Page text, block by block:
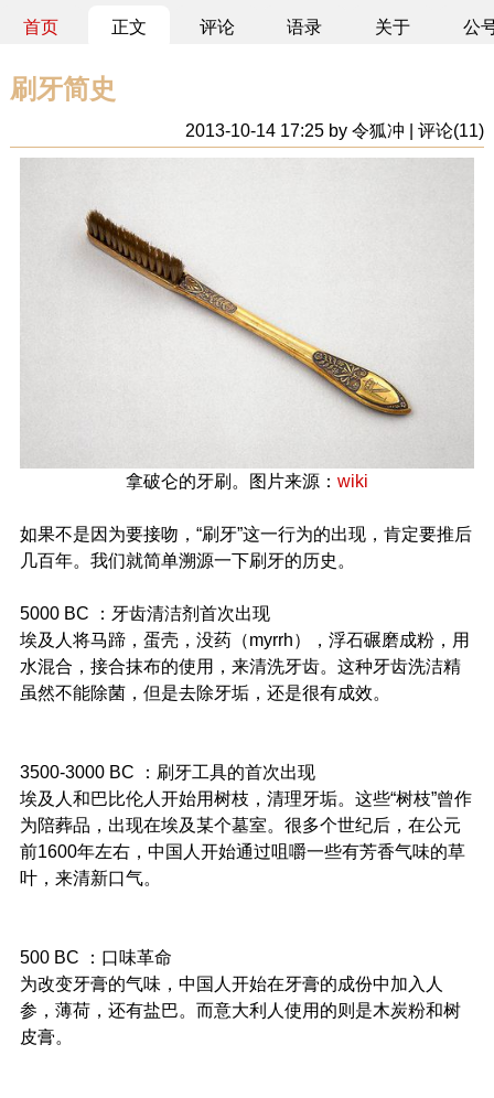
首页 正文 评论 语录 关于 公
刷牙简史
2013-10-14 17:25 by 令狐冲 | 评论(11)
拿破仑的牙刷。图片来源： wiki
如果不是因为要接吻，“刷牙”这一行为的出现，肯定要推后
几百年。我们就简单溯源一下刷牙的历史。
5000 BC ：牙齿清洁剂首次出现
埃及人将马蹄，蛋壳，没药（myrrh），浮石碾磨成粉，用
水混合，接合抹布的使用，来清洗牙齿。这种牙齿洗洁精
虽然不能除菌，但是去除牙垢，还是很有成效。
3500-3000 BC ：刷牙工具的首次出现
埃及人和巴比伦人开始用树枝，清理牙垢。这些“树枝”曾作
为陪葬品，出现在埃及某个墓室。很多个世纪后，在公元
前1600年左右，中国人开始通过咀嚼一些有芳香气味的草
叶，来清新口气。
500 BC ：口味革命
为改变牙膏的气味，中国人开始在牙膏的成份中加入人
参，薄荷，还有盐巴。而意大利人使用的则是木炭粉和树
皮膏。